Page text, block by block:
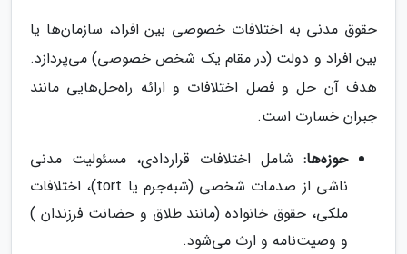
حقوق مدنی به اختلافات خصوصی بین افراد، سازمان‌ها یا
بین افراد و دولت (در مقام یک شخص خصوصی) می‌پردازد.
هدف آن حل و فصل اختلافات و ارائه راه‌حل‌هایی مانند
جبران خسارت است.
حوزه‌ها: شامل اختلافات قراردادی، مسئولیت مدنی
ناشی از صدمات شخصی (شبه‌جرم یا tort)، اختلافات
ملکی، حقوق خانواده (مانند طلاق و حضانت فرزندان )
و وصیت‌نامه و ارث می‌شود.